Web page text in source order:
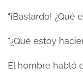
"¡Bastardo! ¿Qué
"¿Qué estoy
El hombre habló